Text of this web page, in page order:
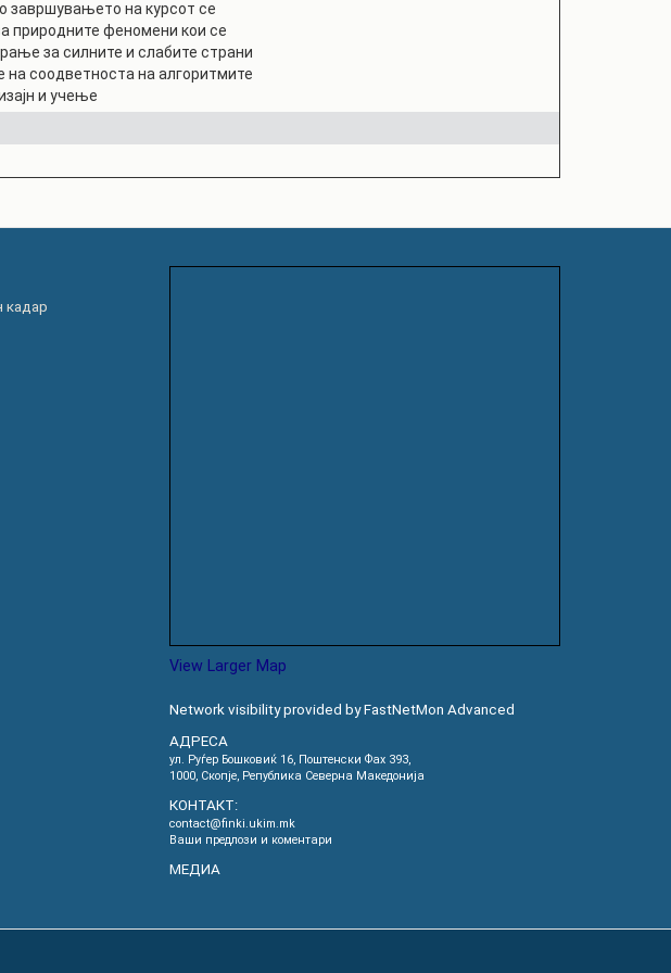
РАСПОРЕД НА
ЧАСОВИ
АКАДЕМСКИ
КАЛЕНДАР
РЕШЕНИЈА
завршувањето на курсот се
природните феномени кои се
за силните и слабите страни
соодветноста на алгоритмите
и учење
кадар
View Larger Map
Network visibility provided by FastNetMon Advanced
АДРЕСА
ул. Руѓер Бошковиќ 16, Пoштенски Фах 393,
1000, Скопје, Република Северна Македонија
КОНТАКТ:
contact@finki.ukim.mk
Ваши предлози и коментари
МЕДИА